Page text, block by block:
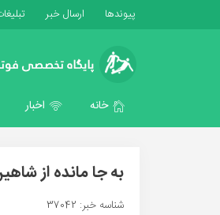
پیوندها ارسال خبر
خانه اخبار
به جا مانده از
شناسه خبر: 37042